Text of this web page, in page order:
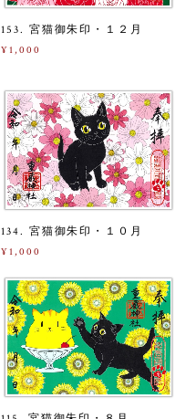
153. 宮猫御朱印・１２月
¥1,000
134. 宮猫御朱印・１０月
¥1,000